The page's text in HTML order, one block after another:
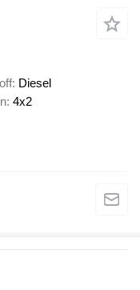
Diesel
4x2